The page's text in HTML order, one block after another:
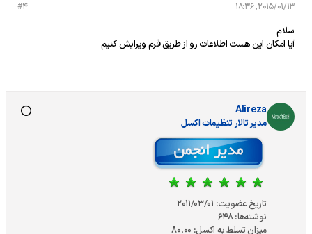
#4 2015/01/13, 18:36
سلام
آیا امکان این هست اطلاعات رو از طریق فرم ویرایش کنیم
Alireza
مدير تالار تنظيمات اكسل
تاریخ عضویت: 2011/03/01
نوشته‌ها:648
میزان تسلط به اکسل: 80.00